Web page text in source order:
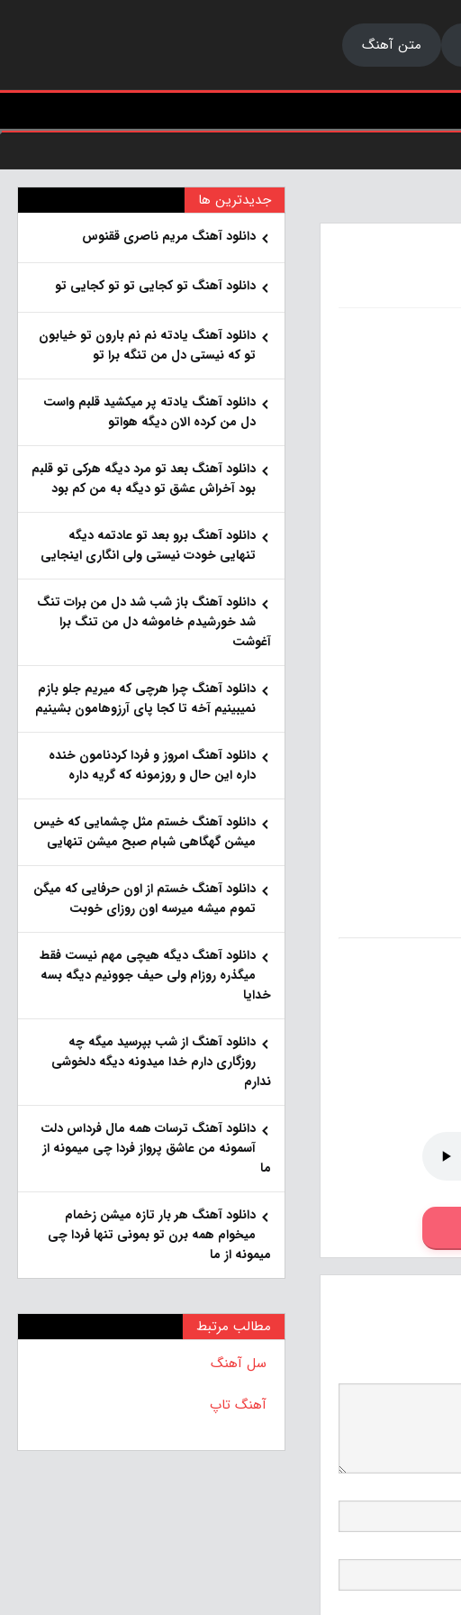
متن آهنگ
جدیدترین ها
دانلود آهنگ مریم ناصری ققنوس
دانلود آهنگ تو کجایی تو تو کجایی تو
دانلود آهنگ یادته نم نم بارون تو خیابون
تو که نیستی دل من تنگه برا تو
دانلود آهنگ یادته پر میکشید قلبم واست
دل من کرده الان دیگه هواتو
دانلود آهنگ بعد تو مرد دیگه هرکی تو قلبم
بود آخراش عشق تو دیگه به من کم بود
دانلود آهنگ برو بعد تو عادتمه دیگه
تنهایی خودت نیستی ولی انگاری اینجایی
دانلود آهنگ باز شب شد دل من برات تنگ
شد خورشیدم خاموشه دل من تنگ برا
آغوشت
دانلود آهنگ چرا هرچی که میریم جلو بازم
نمیبینیم آخه تا کجا پای آرزوهامون بشینیم
دانلود آهنگ امروز و فردا کردنامون خنده
داره این حال و روزمونه که گریه داره
دانلود آهنگ خستم مثل چشمایی که خیس
میشن گهگاهی شبام صبح میشن تنهایی
دانلود آهنگ خستم از اون حرفایی که میگن
تموم میشه میرسه اون روزای خوبت
دانلود آهنگ دیگه هیچی مهم نیست فقط
میگذره روزام ولی حیف جوونیم دیگه بسه
خدایا
دانلود آهنگ از شب بپرسید میگه چه
روزگاری دارم خدا میدونه دیگه دلخوشی
ندارم
دانلود آهنگ ترسات همه مال فرداس دلت
آسمونه من عاشق پرواز فردا چی میمونه از
ما
دانلود آهنگ هر بار تازه میشن زخمام
میخوام همه برن تو بمونی تنها فردا چی
میمونه از ما
مطالب مرتبط
سل آهنگ
آهنگ تاپ